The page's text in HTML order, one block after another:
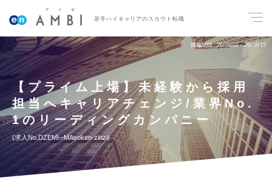
若手ハイキャリアのスカウト転職
掲載期間 26/08/02～26/08/15
【プライム上場】未経験から採用
担当へキャリアチェンジ/業界No.
1のリーディングカンパニー
求人No.DZEMI--MAsoken-zinzi